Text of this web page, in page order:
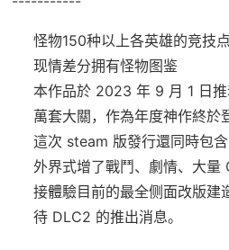
怪物150种以上各英雄的竞技
现情差分拥有怪物图鉴
本作品於 2023 年 9 月 1 日
萬套大關，作為年度神作終於
這次 steam 版發行還同時包
外界式增了戰鬥、劇情、大量
接體驗目前的最全侧面改版建
待 DLC2 的推出消息。